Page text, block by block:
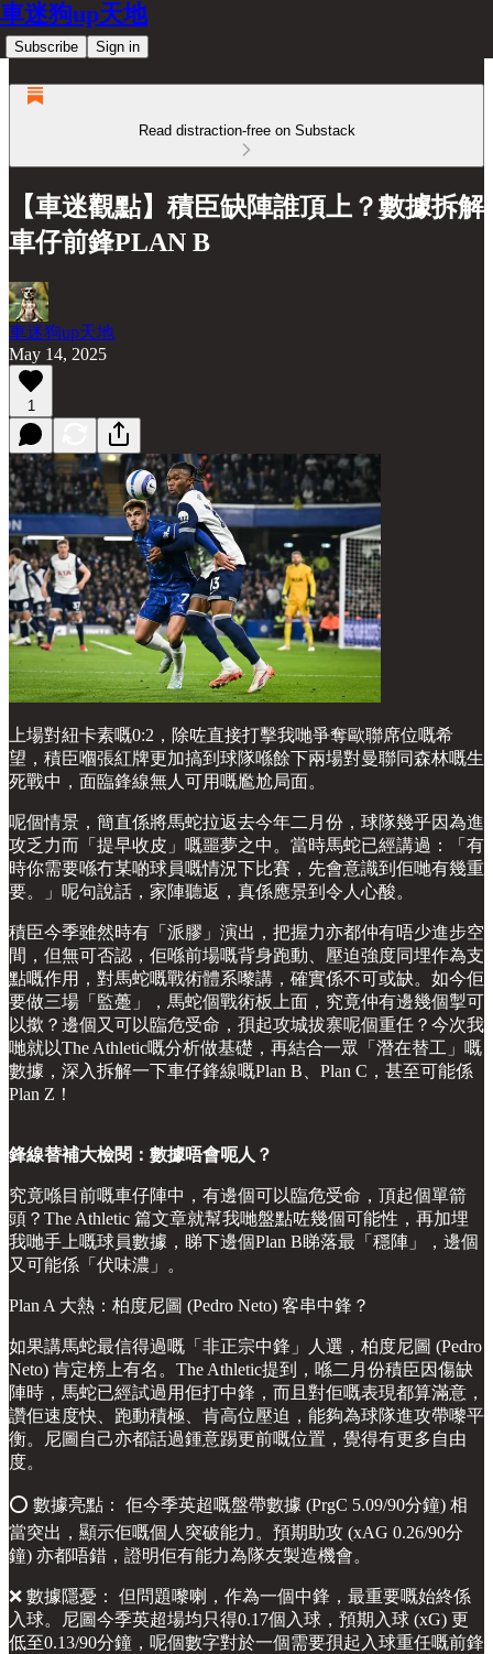
車迷狗up天地
Subscribe Sign in
Read distraction-free on Substack
【車迷觀點】積臣缺陣誰頂上？數據拆解
車仔前鋒PLAN B
車迷狗up天地
May 14, 2025
1
上場對紐卡素嘅0:2，除咗直接打擊我哋爭奪歐聯席位嘅希
望，積臣嗰張紅牌更加搞到球隊喺餘下兩場對曼聯同森林嘅生
死戰中，面臨鋒線無人可用嘅尷尬局面。
呢個情景，簡直係將馬蛇拉返去今年二月份，球隊幾乎因為進
攻乏力而「提早收皮」嘅噩夢之中。當時馬蛇已經講過：「有
時你需要喺冇某啲球員嘅情況下比賽，先會意識到佢哋有幾重
要。」呢句說話，家陣聽返，真係應景到令人心酸。
積臣今季雖然時有「派膠」演出，把握力亦都仲有唔少進步空
間，但無可否認，佢喺前場嘅背身跑動、壓迫強度同埋作為支
點嘅作用，對馬蛇嘅戰術體系嚟講，確實係不可或缺。如今佢
要做三場「監躉」，馬蛇個戰術板上面，究竟仲有邊幾個掣可
以撳？邊個又可以臨危受命，孭起攻城拔寨呢個重任？今次我
哋就以The Athletic嘅分析做基礎，再結合一眾「潛在替工」嘅
數據，深入拆解一下車仔鋒線嘅Plan B、Plan C，甚至可能係
Plan Z！
鋒線替補大檢閱：數據唔會呃人？
究竟喺目前嘅車仔陣中，有邊個可以臨危受命，頂起個單箭
頭？The Athletic 篇文章就幫我哋盤點咗幾個可能性，再加埋
我哋手上嘅球員數據，睇下邊個Plan B睇落最「穩陣」，邊個
又可能係「伏味濃」。
Plan A 大熱：柏度尼圖 (Pedro Neto) 客串中鋒？
如果講馬蛇最信得過嘅「非正宗中鋒」人選，柏度尼圖 (Pedro
Neto) 肯定榜上有名。The Athletic提到，喺二月份積臣因傷缺
陣時，馬蛇已經試過用佢打中鋒，而且對佢嘅表現都算滿意，
讚佢速度快、跑動積極、肯高位壓迫，能夠為球隊進攻帶嚟平
衡。尼圖自己亦都話過鍾意踢更前嘅位置，覺得有更多自由
度。
⭕️ 數據亮點： 佢今季英超嘅盤帶數據 (PrgC 5.09/90分鐘) 相
當突出，顯示佢嘅個人突破能力。預期助攻 (xAG 0.26/90分
鐘) 亦都唔錯，證明佢有能力為隊友製造機會。
❌ 數據隱憂： 但問題嚟喇，作為一個中鋒，最重要嘅始終係
入球。尼圖今季英超場均只得0.17個入球，預期入球 (xG) 更
低至0.13/90分鐘，呢個數字對於一個需要孭起入球重任嘅前鋒